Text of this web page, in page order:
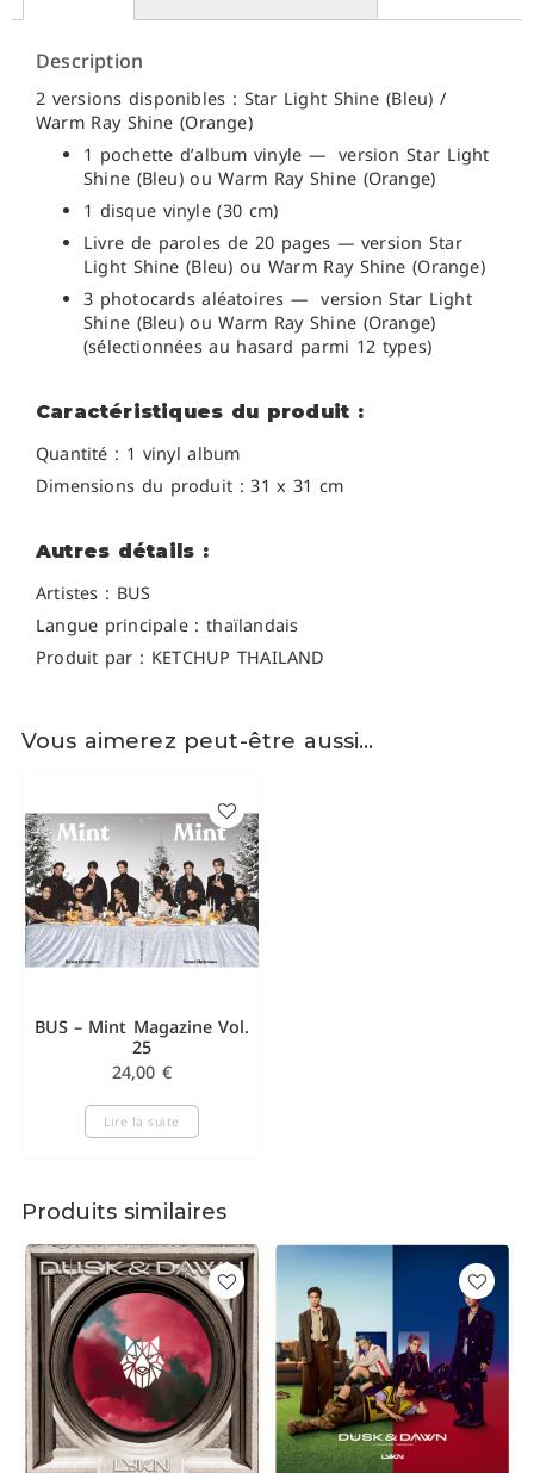
Description
2 versions disponibles : Star Light Shine (Bleu) /
Warm Ray Shine (Orange)
1 pochette d’album vinyle — version Star Light
Shine (Bleu) ou Warm Ray Shine (Orange)
1 disque vinyle (30 cm)
Livre de paroles de 20 pages — version Star
Light Shine (Bleu) ou Warm Ray Shine (Orange)
3 photocards aléatoires — version Star Light
Shine (Bleu) ou Warm Ray Shine (Orange)
(sélectionnées au hasard parmi 12 types)
Caractéristiques du produit :
Quantité : 1 vinyl album
Dimensions du produit : 31 x 31 cm
Autres détails :
Artistes : BUS
Langue principale : thaïlandais
Produit par : KETCHUP THAILAND
Vous aimerez peut-être aussi…
BUS – Mint Magazine Vol.
25
24,00 €
Lire la suite
Produits similaires